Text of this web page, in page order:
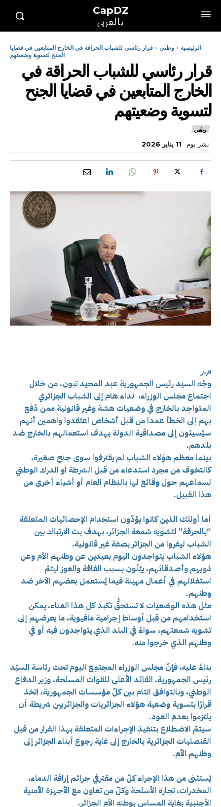
CapDZ
بالعربي
الرئيسية وطني
قرار رئاسي للشباب الحراقة في الخارج المتابعين في قضايا
الجنح لتسوية وضعيتهم
قرار رئاسي للشباب الحراقة في
الخارج المتابعين في قضايا الجنح
لتسوية وضعيتهم
وطني
نشر يوم 11 يناير 2026
م.ر
وجّه السيد رئيس الجمهورية عبد المحيد تبون، من خلال
اجتماع مجلس الوزراء، نداء هام إلى الشباب الجزائري
المتواجد بالخارج في وضعيات هشة وغير قانونية ممن دُفع
بهم إلى الخطأ عمدا من قبل أشخاص اعتقدوا واهمين أنهم
سيُسيئون إلى مصداقية الدولة بهدف استعمالهم بالخارج ضد
بلدهم.
بينما معظم هؤلاء الشباب لم يقترفوا سوى جنح صغيرة،
كالتخوف من مجرد استدعاء من قبل الشرطة او الدرك الوطني
لسماعهم حول وقائع لها بالنظام العام أو أشياء أخرى من
هذا القبيل.
أما أولئك الذين كانوا يوُدّون استخدام الإحصائيات المتعلقة
“بالحرقة” لتشويه سُمعة الجزائر، بهدف بث الارتباك بين
الشباب ليفروا من الجزائر بصفة غير قانونية.
هؤلاء الشباب يتواجدون اليوم بعيدين عن وطنهم الأم وعن
ذويهم وأصدقائهم، يئِنّون بسبب الفاقة والعوز ليتمّ
استغلالهم في أعمال مهينة فيما يُستعمل بعضهم الآخر ضد
وطنهم.
مثل هذه الوضعيات لا تستحقُّ تكبد كل هذا العناء، يمكن
استخدامهم من قبل أوساط إجرامية مافيوية، ما يعرضهم إلى
تشويه سُمعتهم، سواءً في البلد الذي يتواجدون فيه أو في
وطنهم الذي خرجوا منه.
بناءً عليه، فإنّ مجلس الوزراء المجتمِع اليوم تحت رئاسة السيّد
رئيس الجمهورية، القائد الأعلى للقوات المسلحة، وزير الدفاع
الوطني، وبالتوافق التام بين كلّ مؤسسات الجمهورية، اتخذ
قرارًا بتسوية وضعية هؤلاء الجزائريات والجزائريين شريطة أن
يلتزموا بعدم العود.
سيتمّ الاضطلاع بتنفيذ الإجراءات المتعلقة بهذا القرار من قبل
القنصليات الجزائرية بالخارج إلى غاية رجوع أبناء الجزائر إلى
وطنهم الأم.
يُستثنى من هذا الإجراء كلّ من مقترفي جرائم إراقة الدماء،
المخدرات، تجارة الأسلحة وكلّ من تعاون مع الأجهزة الأمنية
الأجنبية بغاية المساس بوطنه الأم الجزائر.